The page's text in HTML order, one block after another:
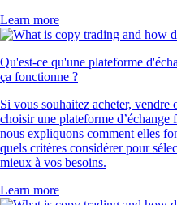
Learn more
Qu'est-ce qu'une plateforme
ça fonctionne ?
Si vous souhaitez acheter, vendre
choisir une plateforme d’échange
nous expliquons comment elles
quels critères considérer pour
mieux à vos besoins.
Learn more